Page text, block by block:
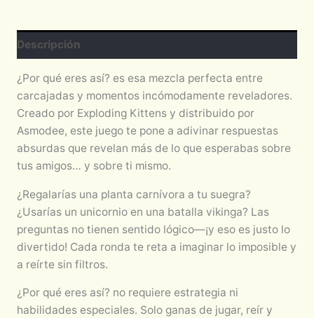
Descripción
¿Por qué eres así? es esa mezcla perfecta entre
carcajadas y momentos incómodamente reveladores.
Creado por Exploding Kittens y distribuido por
Asmodee, este juego te pone a adivinar respuestas
absurdas que revelan más de lo que esperabas sobre
tus amigos… y sobre ti mismo.
¿Regalarías una planta carnívora a tu suegra?
¿Usarías un unicornio en una batalla vikinga? Las
preguntas no tienen sentido lógico—¡y eso es justo lo
divertido! Cada ronda te reta a imaginar lo imposible y
a reírte sin filtros.
¿Por qué eres así? no requiere estrategia ni
habilidades especiales. Solo ganas de jugar, reír y